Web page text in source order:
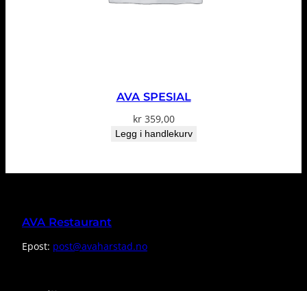
AVA SPESIAL
kr359,00
Legg i handlekurv
AVA Restaurant
Epost: post@avaharstad.no